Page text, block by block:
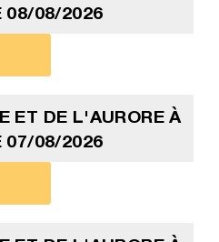
08/08/2026
ET DE L'AURORE À
07/08/2026